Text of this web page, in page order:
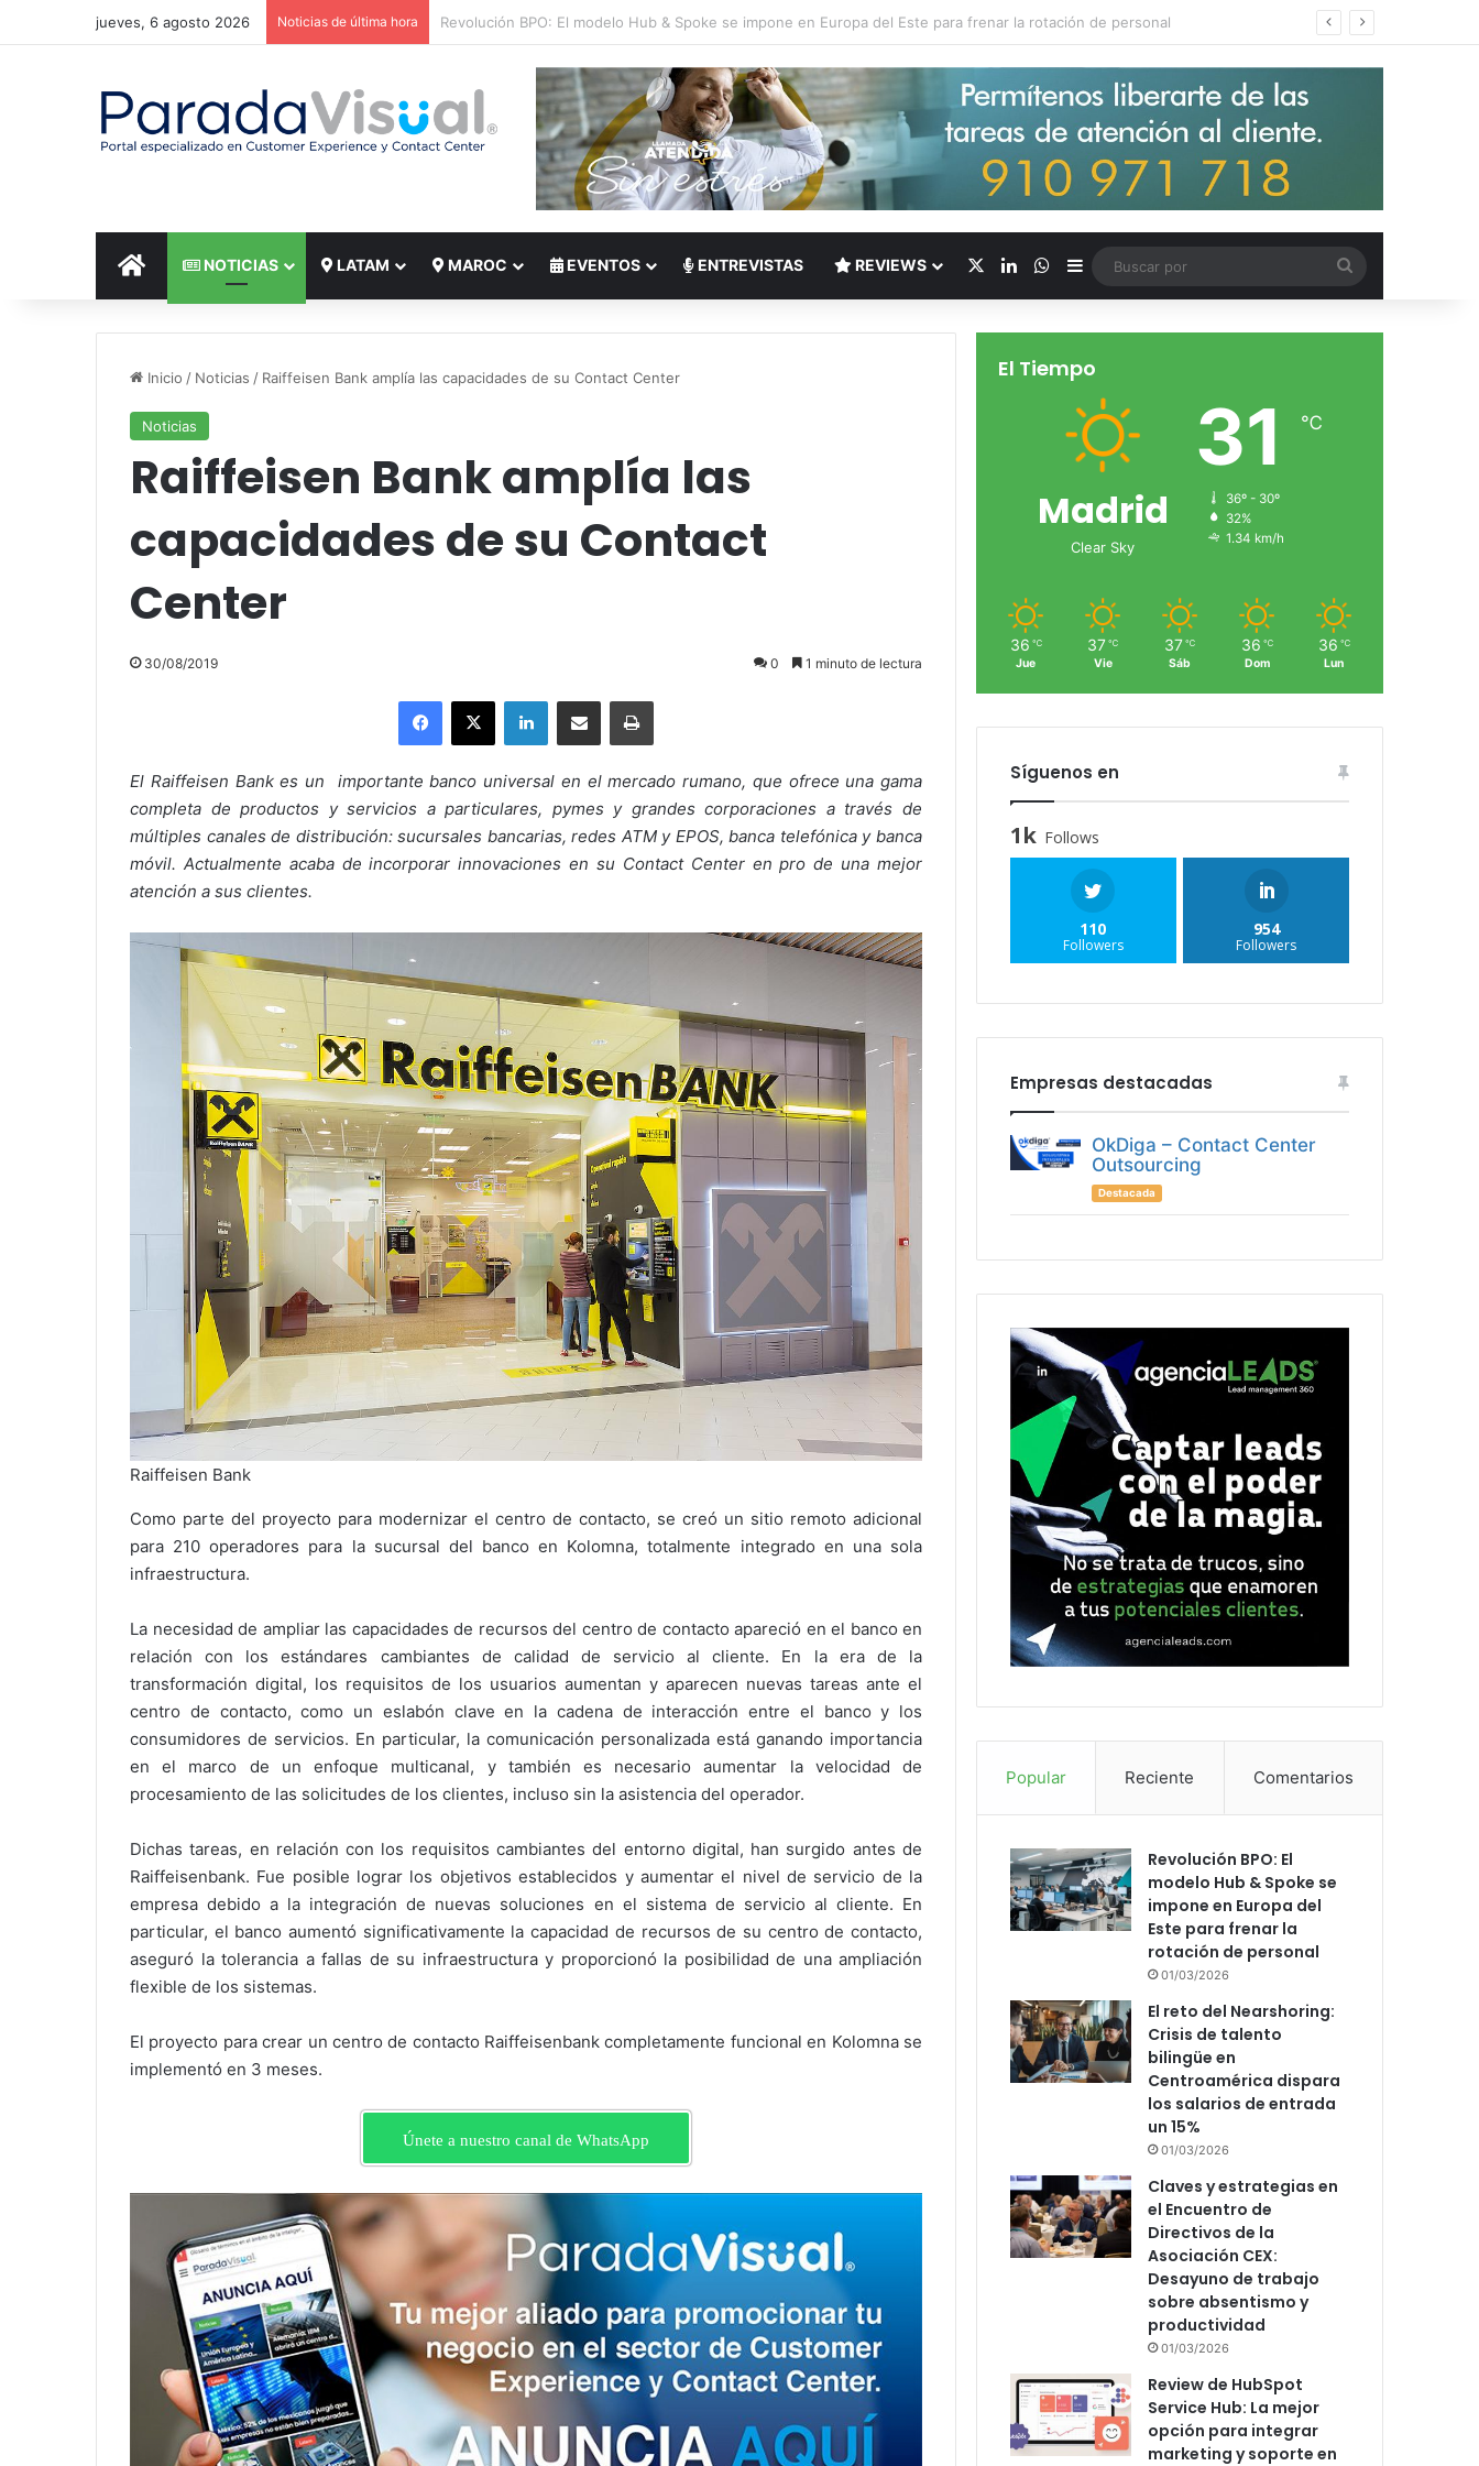
jueves, 6 agosto 2026 Noticias de última hora El reto del Nearshoring: Crisis de talento bilingüe en Centroamérica dispara los salarios de entrada un 15%
INICIO NOTICIAS LATAM MAROC EVENTOS ENTREVISTAS REVIEWS LinkedInWhatsApp
Barra lateral
por
Inicio / Noticias / Raiffeisen Bank amplía las capacidades de su Contact Center
Noticias
Raiffeisen Bank amplía las
capacidades de su Contact
Center
30/08/2019 0 1 minuto de lectura
Facebook
X LinkedInCompartir por correo electrónicoImprimir
El Raiffeisen Bank es un importante banco universal en el mercado rumano, que ofrece una gama
completa de productos y servicios a particulares, pymes y grandes corporaciones a través de
múltiples canales de distribución: sucursales bancarias, redes ATM y EPOS, banca telefónica y banca
móvil. Actualmente acaba de incorporar innovaciones en su Contact Center en pro de una mejor
atención a sus clientes.
Raiffeisen Bank
Como parte del proyecto para modernizar el centro de contacto, se creó un sitio remoto adicional
para 210 operadores para la sucursal del banco en Kolomna, totalmente integrado en una sola
infraestructura.
La necesidad de ampliar las capacidades de recursos del centro de contacto apareció en el banco en
relación con los estándares cambiantes de calidad de servicio al cliente. En la era de la
transformación digital, los requisitos de los usuarios aumentan y aparecen nuevas tareas ante el
centro de contacto, como un eslabón clave en la cadena de interacción entre el banco y los
consumidores de servicios. En particular, la comunicación personalizada está ganando importancia
en el marco de un enfoque multicanal, y también es necesario aumentar la velocidad de
procesamiento de las solicitudes de los clientes, incluso sin la asistencia del operador.
Dichas tareas, en relación con los requisitos cambiantes del entorno digital, han surgido antes de
Raiffeisenbank. Fue posible lograr los objetivos establecidos y aumentar el nivel de servicio de la
empresa debido a la integración de nuevas soluciones en el sistema de servicio al cliente. En
particular, el banco aumentó significativamente la capacidad de recursos de su centro de contacto,
aseguró la tolerancia a fallas de su infraestructura y proporcionó la posibilidad de una ampliación
flexible de los sistemas.
El proyecto para crear un centro de contacto Raiffeisenbank completamente funcional en Kolomna se
implementó en 3 meses.
Únete a nuestro canal de WhatsApp
El Tiempo
Madrid
Clear Sky
31 ℃
36º - 30º
32%
1.34 km/h
36 ℃
Jue
37 ℃
Vie
37 ℃
Sáb
36 ℃
Dom
36 ℃
Lun
Síguenos en
1k Follows
110
Followers
954
Followers
Empresas destacadas
OkDiga – Contact Center
Outsourcing
Destacada
Popular Reciente Comentarios
Revolución BPO: El
modelo Hub & Spoke se
impone en Europa del
Este para frenar la
rotación de personal
01/03/2026
El reto del Nearshoring:
Crisis de talento
bilingüe en
Centroamérica dispara
los salarios de entrada
un 15%
01/03/2026
Claves y estrategias en
el Encuentro de
Directivos de la
Asociación CEX:
Desayuno de trabajo
sobre absentismo y
productividad
01/03/2026
Review de HubSpot
Service Hub: La mejor
opción para integrar
marketing y soporte en